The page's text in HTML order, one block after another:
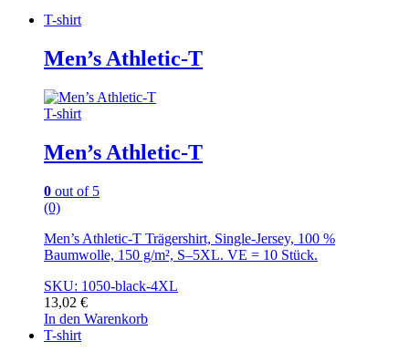
T-shirt
Men’s Athletic-T
T-shirt
Men’s Athletic-T
0 out of 5
(0)
Men’s Athletic-T Trägershirt, Single-Jersey, 100 %
Baumwolle, 150 g/m², S–5XL. VE = 10 Stück.
SKU: 1050-black-4XL
13,02 €
In den Warenkorb
T-shirt